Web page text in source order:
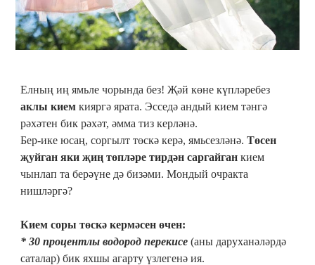
Елның иң ямьле чорында без! Җәй көне күпләребез
аклы кием кияргә ярата. Эсседә андый кием тәнгә
рәхәтен бик рәхәт, әмма тиз керләнә.
Бер-ике юсаң, соргылт төскә керә, ямьсезләнә. Төсен
җуйган яки җиң төпләре тирдән саргайган кием
чынлап та берәүне дә бизәми. Мондый очракта
нишләргә?
Кием соры төскә кермәсен өчен:
* 30 процентлы водород перекисе (аны даруханәләрдә
саталар) бик яхшы агарту үзлегенә ия.